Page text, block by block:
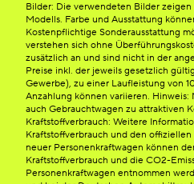
Bilder: Die verwendeten Bilder
Modells. Farbe und Ausstattung
Kostenpflichtige Sonderausstattung
verstehen sich ohne
zusätzlich an und sind nicht in der
Preise inkl. der jeweils gesetzlich
Gewerbe), zu einer Laufleistung von
Anzahlung können variieren.
auch Gebrauchtwagen zu attraktiven
Kraftstoffverbrauch: Weitere
Kraftstoffverbrauch und den
neuer Personenkraftwagen können
Kraftstoffverbrauch und die CO2-
Personenkraftwagen entnommen